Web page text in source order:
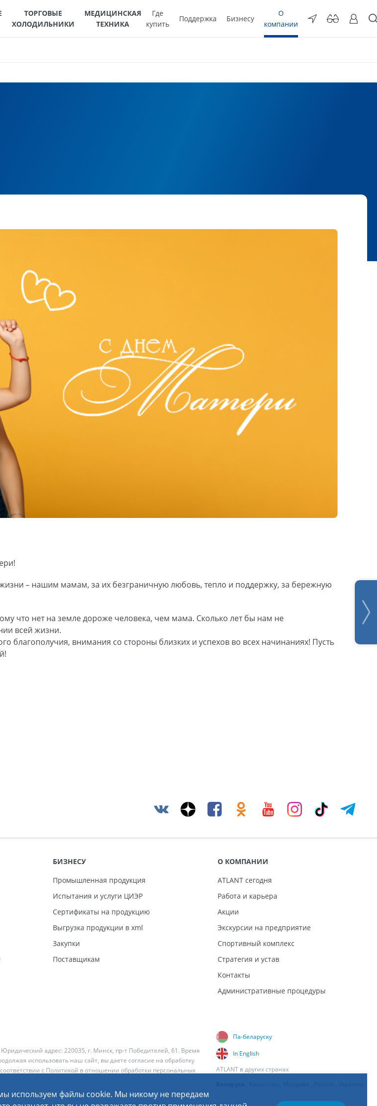
используем файлы cookie. Мы никому не передаем
ТОРГОВЫЕ
ХОЛОДИЛЬНИКИ
МЕДИЦИНСКАЯ
ТЕХНИКА
Где
купить
Поддержка Бизнесу
О
компании
– нашим мамам, за их безграничную любовь, тепло и поддержку, за бережную
что нет на земле дороже человека, чем мама. Сколько лет бы нам не
всей жизни.
благополучия, внимания со стороны близких и успехов во всех начинаниях! Пусть
БИЗНЕСУ
Промышленная продукция
Испытания и услуги ЦИЭР
Сертификаты на продукцию
Выгрузка продукции в xml
Закупки
Поставщикам
О КОМПАНИИ
ATLANT сегодня
Работа и карьера
Акции
Экскурсии на предприятие
Спортивный комплекс
Стратегия и устав
Контакты
Административные процедуры
адрес: 220035, г. Минск, пр-т Победителей, 61. Время
использовать наш сайт, вы даете согласие на обработку
с Политикой в отношении обработки персональных
— Новый Сайт
Па-беларуску
In English
ATLANT в других странах